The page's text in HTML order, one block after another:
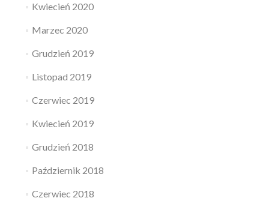
Kwiecień 2020
Marzec 2020
Grudzień 2019
Listopad 2019
Czerwiec 2019
Kwiecień 2019
Grudzień 2018
Październik 2018
Czerwiec 2018